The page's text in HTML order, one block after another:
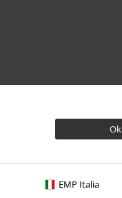
Ok
EMP Italia